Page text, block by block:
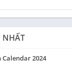
NHẤT
Calendar 2024